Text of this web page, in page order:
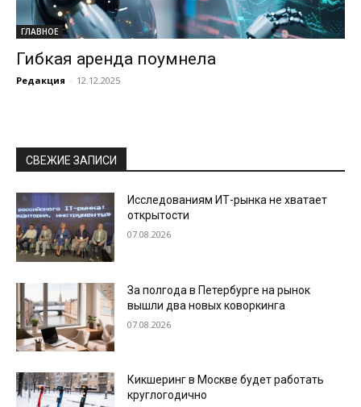
ГЛАВНОЕ
Гибкая аренда поумнела
Редакция - 12.12.2025
СВЕЖИЕ ЗАПИСИ
Исследованиям ИТ-рынка не хватает
открытости
07.08.2026
За полгода в Петербурге на рынок
вышли два новых коворкинга
07.08.2026
Кикшеринг в Москве будет работать
круглогодично